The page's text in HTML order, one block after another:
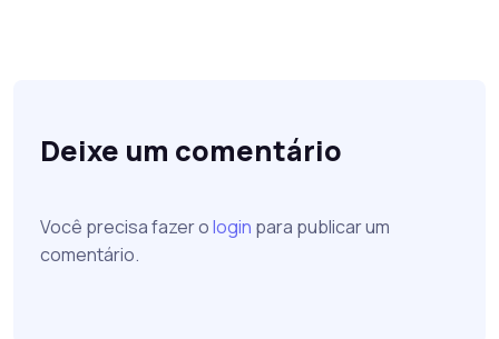
Deixe um comentário
Você precisa fazer ologin para publicar um
comentário.